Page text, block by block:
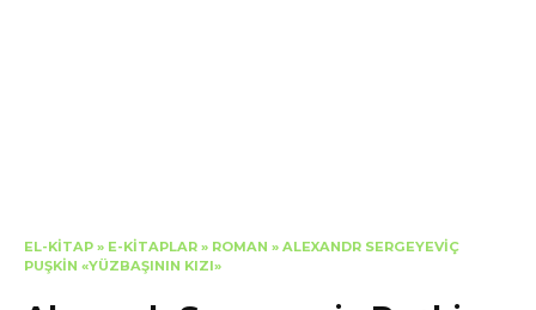
EL-KITAP » E-KITAPLAR » ROMAN » ALEXANDR SERGEYEVIÇ
PUŞKIN «YÜZBAŞININ KIZI»